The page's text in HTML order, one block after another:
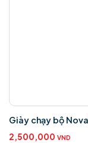
Giày Chạy Bộ
2,500,000 VND